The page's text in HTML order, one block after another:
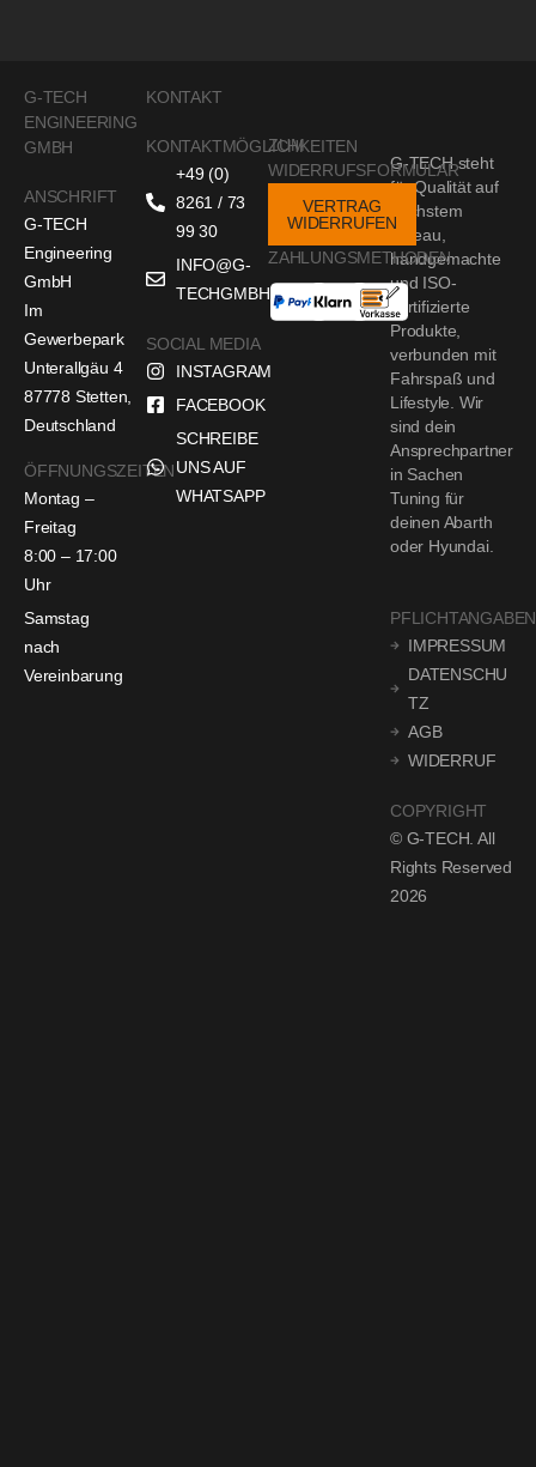
G-TECH steht
für Qualität auf
höchstem
Niveau,
handgemachte
und ISO-
zertifizierte
Produkte,
verbunden mit
Fahrspaß und
Lifestyle. Wir
sind dein
Ansprechpartner
in Sachen
Tuning für
deinen Abarth
oder Hyundai.
PFLICHTANGABEN
IMPRESSUM
DATENSCHU
TZ
AGB
WIDERRUF
COPYRIGHT
© G-TECH. All
Rights Reserved
2026
G-TECH
ENGINEERING
GMBH
ANSCHRIFT
G-TECH
Engineering
GmbH
Im
Gewerbepark
Unterallgäu 4
87778 Stetten,
Deutschland
ÖFFNUNGSZEITEN
Montag –
Freitag
8:00 – 17:00
Uhr
Samstag
nach
Vereinbarung
KONTAKT
KONTAKTMÖGLICHKEITEN
+49 (0)
8261 / 73
99 30
INFO@G-
TECHGMBH.DE
SOCIAL MEDIA
INSTAGRAM
FACEBOOK
SCHREIBE
UNS AUF
WHATSAPP
ZUM
WIDERRUFSFORMULAR
VERTRAG
WIDERRUFEN
ZAHLUNGSMETHODEN